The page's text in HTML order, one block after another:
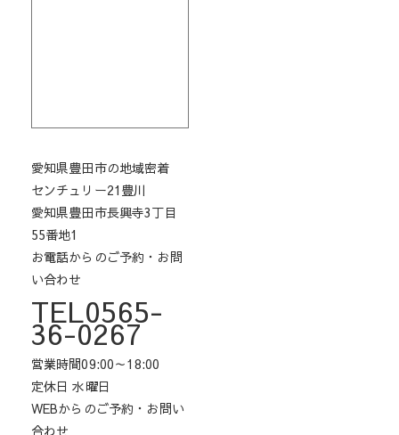
愛知県豊田市の地域密着
センチュリー21豊川
愛知県豊田市長興寺3丁目
55番地1
お電話からのご予約・お問
い合わせ
TEL0565-
36-0267
営業時間09:00～18:00
定休日 水曜日
WEBからのご予約・お問い
合わせ